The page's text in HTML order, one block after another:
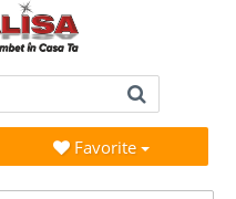
Favorite